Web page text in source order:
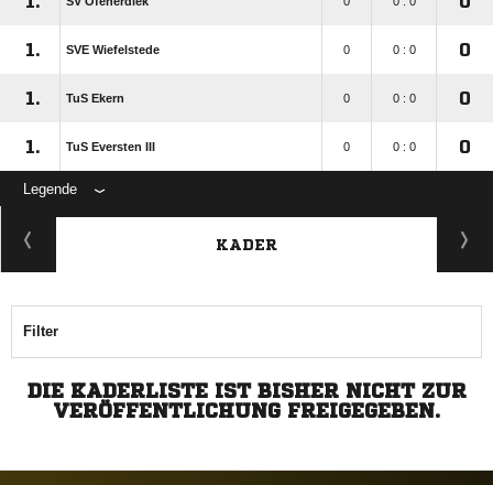
1. SVE Wiefelstede 0 0 : 0 0
1. TuS Ekern 0 0 : 0 0
1. TuS Eversten III 0 0 : 0 0
Legende
KADER
Filter
DIE KADERLISTE IST BISHER NICHT ZUR
VERÖFFENTLICHUNG FREIGEGEBEN.